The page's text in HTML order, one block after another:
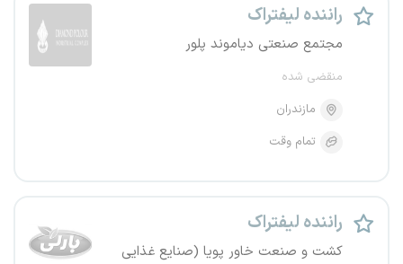
راننده لیفتراک
مجتمع صنعتی دیاموند پلور
منقضی شده
مازندران
تمام وقت
راننده لیفتراک
کشت و صنعت خاور پویا (صنایع غذایی